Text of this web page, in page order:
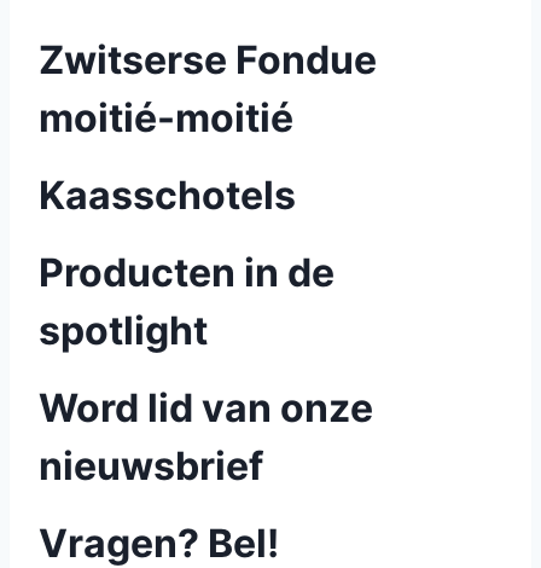
Zwitserse Fondue
moitié-moitié
Kaasschotels
Producten in de
spotlight
Word lid van onze
nieuwsbrief
Vragen? Bel!